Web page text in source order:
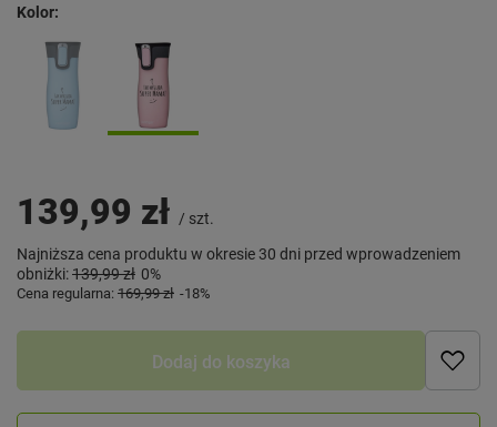
Kolor
139,99 zł / szt.
Najniższa cena produktu w okresie 30 dni przed wprowadzeniem
obniżki:139,99 zł 0%
Cena regularna: 169,99 zł -18%
Dodaj do koszyka